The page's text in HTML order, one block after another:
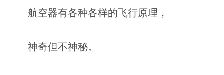
航空器有各种各样的飞行原理，
神奇但不神秘。